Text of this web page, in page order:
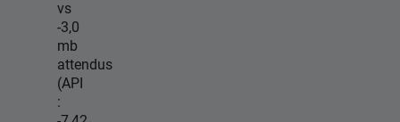
vs
-3,0
mb
attendus
(API
: